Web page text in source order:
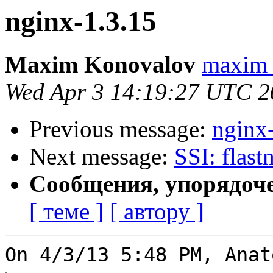
nginx-1.3.15
Maxim Konovalov
Wed Apr 3 14:19:27 UTC
Previous message:
Next message: SSI:
Сообщения,
[ теме ] [ автору ]
On 4/3/13 5:48 PM,